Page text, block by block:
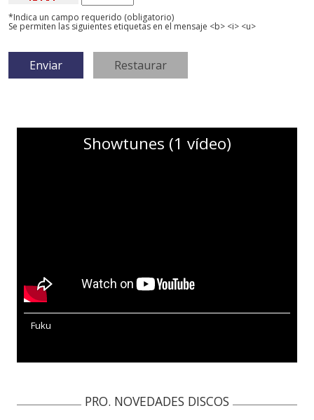
*Indica un campo requerido (obligatorio)
Se permiten las siguientes etiquetas en el mensaje <b> <i> <u>
Showtunes (1 vídeo)
Fuku
PRO. NOVEDADES DISCOS